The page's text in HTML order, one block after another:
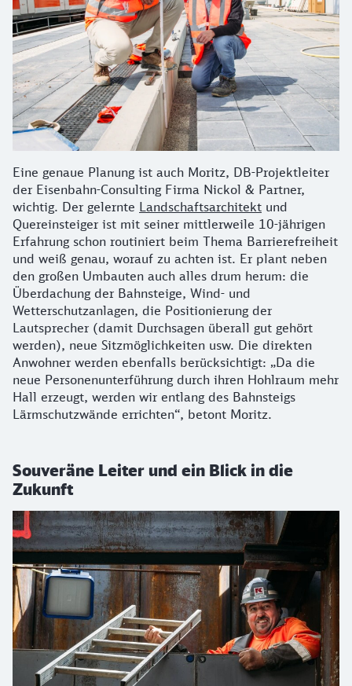
Eine genaue Planung ist auch Moritz, DB-Projektleiter
der Eisenbahn-Consulting Firma Nickol & Partner,
wichtig. Der gelernte Landschaftsarchitekt und
Quereinsteiger ist mit seiner mittlerweile 10-jährigen
Erfahrung schon routiniert beim Thema Barrierefreiheit
und weiß genau, worauf zu achten ist. Er plant neben
den großen Umbauten auch alles drum herum: die
Überdachung der Bahnsteige, Wind- und
Wetterschutzanlagen, die Positionierung der
Lautsprecher (damit Durchsagen überall gut gehört
werden), neue Sitzmöglichkeiten usw. Die direkten
Anwohner werden ebenfalls berücksichtigt: „Da die
neue Personenunterführung durch ihren Hohlraum mehr
Hall erzeugt, werden wir entlang des Bahnsteigs
Lärmschutzwände errichten“, betont Moritz.
Souveräne Leiter und ein Blick in die
Zukunft